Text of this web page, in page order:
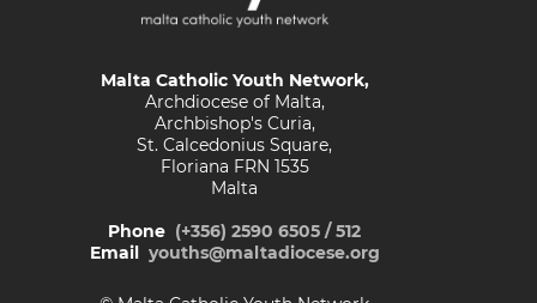
Malta Catholic Youth Network,
Archdiocese of Malta,
Archbishop's Curia,
St. Calcedonius Square,
Floriana FRN 1535
Malta
Phone (+356) 2590 6505 / 512
Email youths@maltadiocese.org